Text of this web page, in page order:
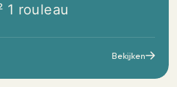
1 rouleau
Bekijken